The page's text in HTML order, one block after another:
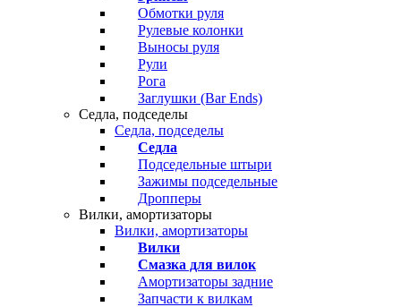
Обмотки руля
Рулевые колонки
Выносы руля
Рули
Рога
Заглушки (Bar Ends)
Седла, подседелы
Седла, подседелы
Седла
Подседельные штыри
Зажимы подседельные
Дропперы
Вилки, амортизаторы
Вилки, амортизаторы
Вилки
Смазка для вилок
Амортизаторы задние
Запчасти к вилкам